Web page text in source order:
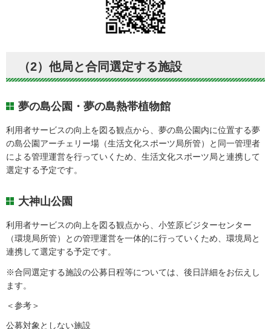
（2）他局と合同選定する施設
夢の島公園・夢の島熱帯植物館
利用者サービスの向上を図る観点から、夢の島公園内に位置する夢
の島公園アーチェリー場（生活文化スポーツ局所管）と同一管理者
による管理運営を行っていくため、生活文化スポーツ局と連携して
選定する予定です。
大神山公園
利用者サービスの向上を図る観点から、小笠原ビジターセンター
（環境局所管）との管理運営を一体的に行っていくため、環境局と
連携して選定する予定です。
※合同選定する施設の公募日程等については、後日詳細をお伝えし
ます。
＜参考＞
公募対象としない施設